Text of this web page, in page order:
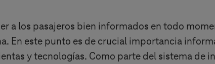
a los pasajeros bien informados en todo
En este punto es de crucial importancia
y tecnologías. Como parte del sistema de